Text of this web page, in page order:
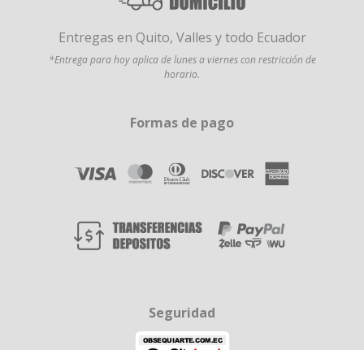
Entregas en Quito, Valles y todo Ecuador
*Entrega para hoy aplica de lunes a viernes con restricción de
horario.
Formas de pago
Seguridad